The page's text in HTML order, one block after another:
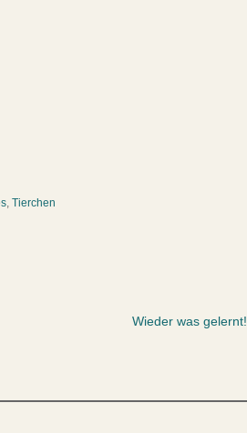
, Tierchen
Wieder was gelernt!